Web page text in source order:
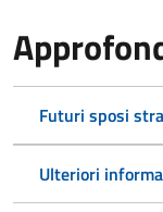
Futuri sposi
Ulteriori